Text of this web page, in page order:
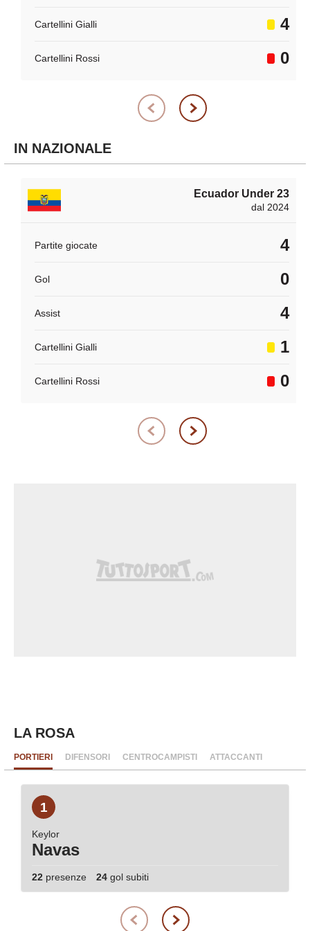
Cartellini Gialli 4
Cartellini Rossi 0
IN NAZIONALE
Ecuador Under 23
dal 2024
Partite giocate 4
Gol 0
Assist 4
Cartellini Gialli 1
Cartellini Rossi 0
LA ROSA
PORTIERI DIFENSORI CENTROCAMPISTI ATTACCANTI
1
Keylor
Navas
22 presenze 24 gol subiti